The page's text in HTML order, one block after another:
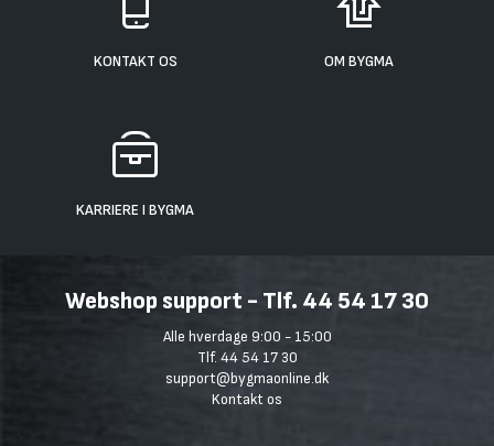
KONTAKT OS OM BYGMA
KARRIERE I BYGMA
Webshop support - Tlf. 44 54 17 30
Alle hverdage 9:00 - 15:00
Tlf. 44 54 17 30
support@bygmaonline.dk
Kontakt os